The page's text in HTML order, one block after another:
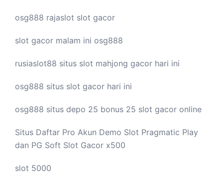
osg888 rajaslot slot gacor
slot gacor malam ini osg888
rusiaslot88 situs slot mahjong gacor hari ini
osg888 situs slot gacor hari ini
osg888 situs depo 25 bonus 25 slot gacor online
Situs Daftar Pro Akun Demo Slot Pragmatic Play
dan PG Soft Slot Gacor x500
slot 5000